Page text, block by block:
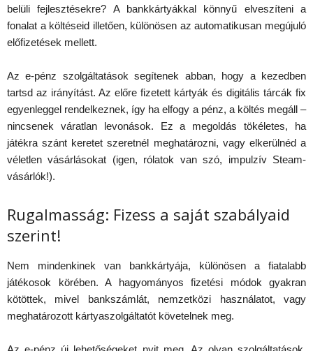
belüli fejlesztésekre? A bankkártyákkal könnyű elveszíteni a
fonalat a költéseid illetően, különösen az automatikusan megújuló
előfizetések mellett.
Az e-pénz szolgáltatások segítenek abban, hogy a kezedben
tartsd az irányítást. Az előre fizetett kártyák és digitális tárcák fix
egyenleggel rendelkeznek, így ha elfogy a pénz, a költés megáll –
nincsenek váratlan levonások. Ez a megoldás tökéletes, ha
játékra szánt keretet szeretnél meghatározni, vagy elkerülnéd a
véletlen vásárlásokat (igen, rólatok van szó, impulzív Steam-
vásárlók!).
Rugalmasság: Fizess a saját szabályaid
szerint!
Nem mindenkinek van bankkártyája, különösen a fiatalabb
játékosok körében. A hagyományos fizetési módok gyakran
kötöttek, mivel bankszámlát, nemzetközi használatot, vagy
meghatározott kártyaszolgáltatót követelnek meg.